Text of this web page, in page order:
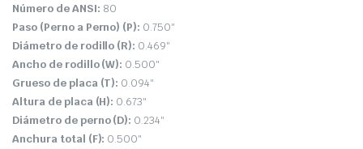
Número de ANSI: 80
Paso (Perno a Perno) (P): 0.750″
Diámetro de rodillo (R): 0.469″
Ancho de rodillo (W): 0.500″
Grueso de placa (T): 0.094″
Altura de placa (H): 0.673″
Diámetro de perno (D): 0.234″
Anchura total (F): 0.500″